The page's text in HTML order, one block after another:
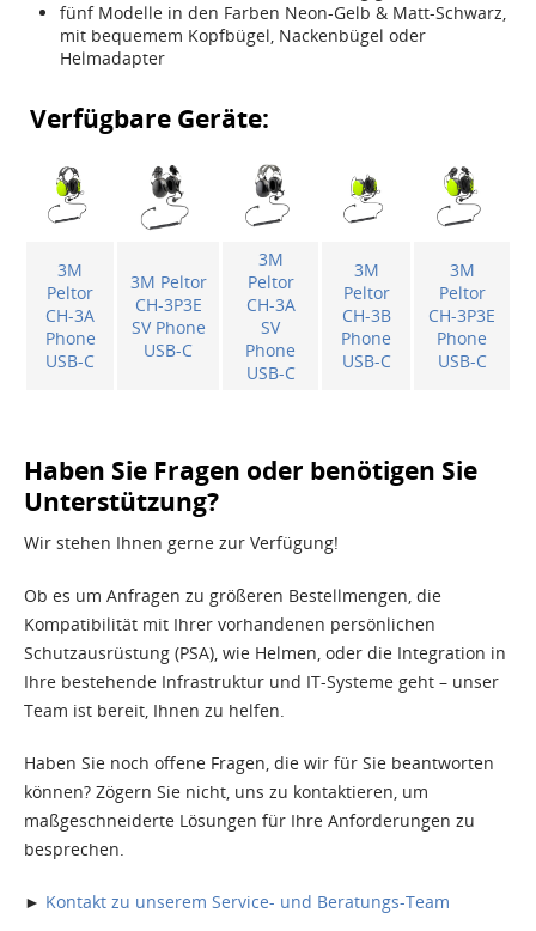
fünf Modelle in den Farben Neon-Gelb & Matt-Schwarz,
mit bequemem Kopfbügel, Nackenbügel oder
Helmadapter
Verfügbare Geräte:
3M
Peltor
CH-3A
Phone
USB-C
3M Peltor
CH-3P3E
SV Phone
USB-C
3M
Peltor
CH-3A
SV
Phone
USB-C
3M
Peltor
CH-3B
Phone
USB-C
3M
Peltor
CH-3P3E
Phone
USB-C
Haben Sie Fragen oder benötigen Sie
Unterstützung?
Wir stehen Ihnen gerne zur Verfügung!
Ob es um Anfragen zu größeren Bestellmengen, die
Kompatibilität mit Ihrer vorhandenen persönlichen
Schutzausrüstung (PSA), wie Helmen, oder die Integration in
Ihre bestehende Infrastruktur und IT-Systeme geht – unser
Team ist bereit, Ihnen zu helfen.
Haben Sie noch offene Fragen, die wir für Sie beantworten
können? Zögern Sie nicht, uns zu kontaktieren, um
maßgeschneiderte Lösungen für Ihre Anforderungen zu
besprechen.
► Kontakt zu unserem Service- und Beratungs-Team